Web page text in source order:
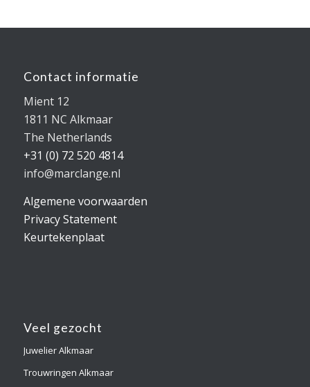
Contact informatie
Mient 12
1811 NC Alkmaar
The Netherlands
+31 (0) 72 520 4814
info@marclange.nl
Algemene voorwaarden
Privacy Statement
Keurtekenplaat
Veel gezocht
Juwelier Alkmaar
Trouwringen Alkmaar